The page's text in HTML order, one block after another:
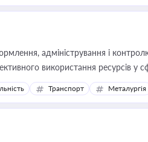
адміністрування і
використання ресурсів у
Транспорт Металургія